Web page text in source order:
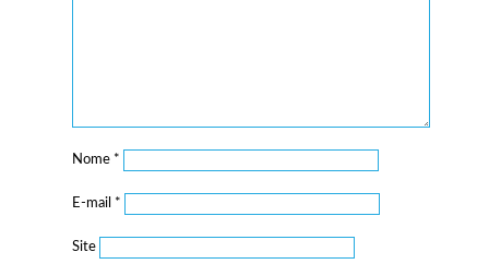
Nome *
E-mail *
Site